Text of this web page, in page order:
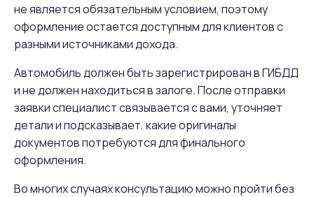
не является обязательным условием, поэтому
оформление остается доступным для клиентов с
разными источниками дохода.
Автомобиль должен быть зарегистрирован в ГИБДД
и не должен находиться в залоге. После отправки
заявки специалист связывается с вами, уточняет
детали и подсказывает, какие оригиналы
документов потребуются для финального
оформления.
Во многих случаях консультацию можно пройти без